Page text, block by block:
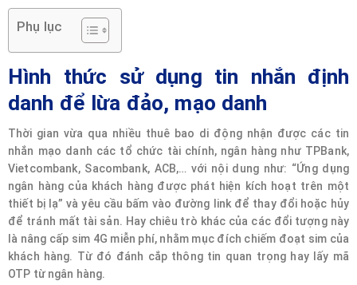
Phụ lục
Hình thức sử dụng tin nhắn định
danh để lừa đảo, mạo danh
Thời gian vừa qua nhiều thuê bao di động nhận được các tin
nhắn mạo danh các tổ chức tài chính, ngân hàng như TPBank,
Vietcombank, Sacombank, ACB,… với nội dung như: “Ứng dụng
ngân hàng của khách hàng được phát hiện kích hoạt trên một
thiết bị lạ” và yêu cầu bấm vào đường link để thay đổi hoặc hủy
để tránh mất tài sản. Hay chiêu trò khác của các đổi tượng này
là nâng cấp sim 4G miễn phí, nhằm mục đích chiếm đoạt sim của
khách hàng. Từ đó đánh cắp thông tin quan trọng hay lấy mã
OTP từ ngân hàng.